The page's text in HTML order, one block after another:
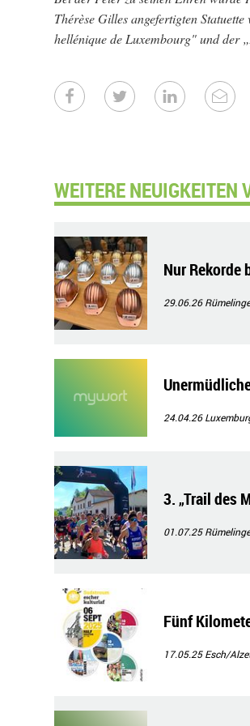
Thérèse Gilles angefertigten
hellénique de Luxembourg" und der
WEITERE
Nur Rekorde
29.06.26
24.04.26
3. „Trail des
01.07.25
Fünf
17.05.25Esch/